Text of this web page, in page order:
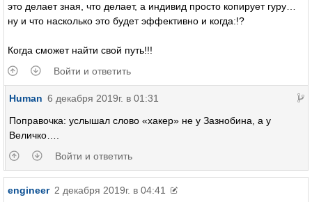
это делает зная, что делает, а индивид просто копирует гуру…
ну и что насколько это будет эффективно и когда:!?
Когда сможет найти свой путь!!!
Войти и ответить
Human 6 декабря 2019г. в 01:31
Поправочка: услышал слово «хакер» не у Зазнобина, а у
Величко….
Войти и ответить
engineer 2 декабря 2019г. в 04:41